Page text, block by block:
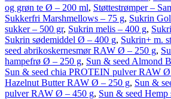
og grøn te Ø – 200 ml, Støttestrømper –
Sukkerfri Marshmellows – 75 g, Sukrin
sukker – 500 gr, Sukrin melis – 400 g,
Sukrin sødemiddel Ø – 400 g, Sukrin+ m.
seed abrikoskernesmør RAW Ø – 250 g,
hampefrø Ø – 250 g, Sun & seed Almond
Sun & seed chia PROTEIN pulver RAW
Hazelnut Butter RAW Ø – 250 g, Sun &
pulver RAW Ø – 450 g, Sun & seed